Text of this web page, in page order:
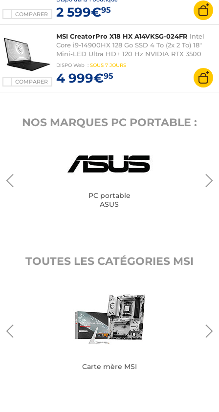
COMPARER 2 599€95
COMPARER
MSI CreatorPro X18 HX A14VKSG-024FR Intel
Core i9-14900HX 128 Go SSD 4 To (2x 2 To) 18"
Mini-LED Ultra HD+ 120 Hz NVIDIA RTX 3500
ADA 12 Go Wi-Fi 7/Bluetooth Webcam Windows
11 Professionnel
DISPO Web : SOUS 7 JOURS
4 999€95
NOS MARQUES PC PORTABLE :
PC portable
ASUS
TOUTES LES CATÉGORIES MSI
Carte mère MSI